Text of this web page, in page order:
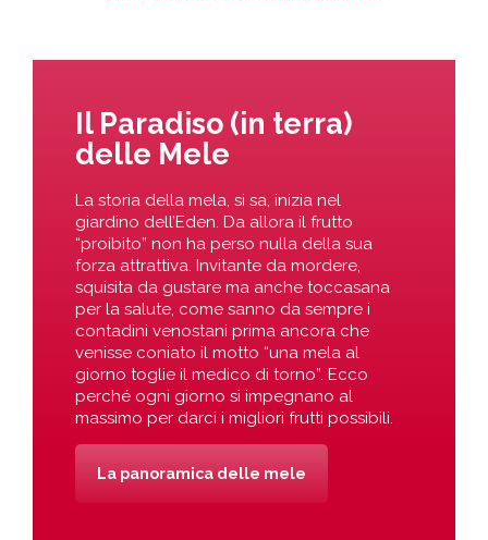
Il Paradiso (in terra)
delle Mele
La storia della mela, si sa, inizia nel
giardino dell’Eden. Da allora il frutto
“proibito” non ha perso nulla della sua
forza attrattiva. Invitante da mordere,
squisita da gustare ma anche toccasana
per la salute, come sanno da sempre i
contadini venostani prima ancora che
venisse coniato il motto “una mela al
giorno toglie il medico di torno”. Ecco
perché ogni giorno si impegnano al
massimo per darci i migliori frutti possibili.
La panoramica delle mele